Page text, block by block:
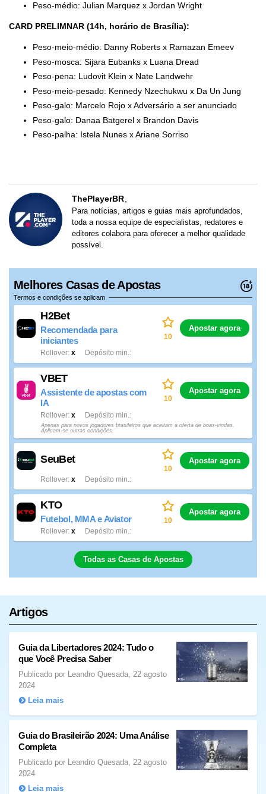
Peso-médio: Julian Marquez x Jordan Wright
CARD PRELIMNAR (14h, horário de Brasília):
Peso-meio-médio: Danny Roberts x Ramazan Emeev
Peso-mosca: Sijara Eubanks x Luana Dread
Peso-pena: Ludovit Klein x Nate Landwehr
Peso-meio-pesado: Kennedy Nzechukwu x Da Un Jung
Peso-galo: Marcelo Rojo x Adversário a ser anunciado
Peso-galo: Danaa Batgerel x Brandon Davis
Peso-palha: Istela Nunes x Ariane Sorriso
ThePlayerBR
Para notícias, artigos e guias mais aprofundados,
toda a nossa equipe de especialistas, redatores e
editores colabora para oferecer a melhor qualidade
possível.
Melhores Casas de Apostas
Termos e condições se aplicam
H2Bet
Recomendada para
iniciantes
x
Rollover Depósito min.
10
Apostar agora
VBET
Assistente de apostas com
IA
x
Rollover Depósito min.
10
Apostar agora
Apenas para novos jogadores brasileiros que aceitam a oferta de boas-vindas.
Aplicam-se outras condições.
SeuBet
x
Rollover Depósito min.
10
Apostar agora
KTO
Futebol, MMA e Aviator
x
Rollover Depósito min.
10
Apostar agora
Todas as Casas de Apostas
Artigos
Guia da Libertadores 2024: Tudo o
que Você Precisa Saber
Publicado por Leandro Quesada, 22 agosto
2024
Leia mais
Guia do Brasileirão 2024: Uma Análise
Completa
Publicado por Leandro Quesada, 22 agosto
2024
Leia mais